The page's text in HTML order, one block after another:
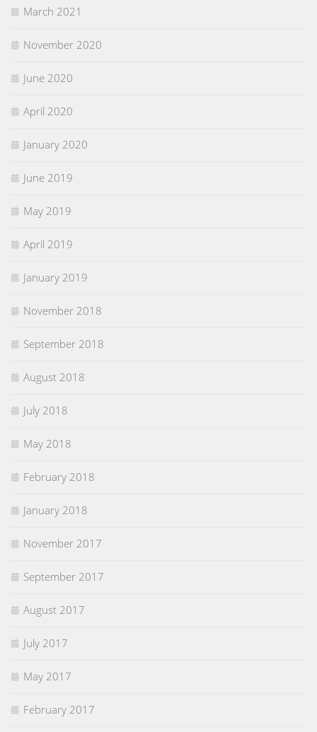
March 2021
November 2020
June 2020
April 2020
January 2020
June 2019
May 2019
April 2019
January 2019
November 2018
September 2018
August 2018
July 2018
May 2018
February 2018
January 2018
November 2017
September 2017
August 2017
July 2017
May 2017
February 2017